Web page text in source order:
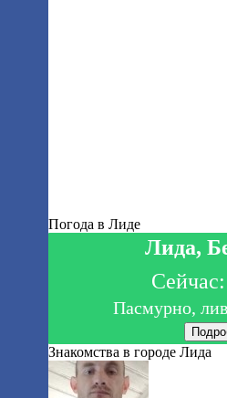
Погода в Лиде
Лида,
Сейчас:
Пасмурно,
Знакомства в городе Лида